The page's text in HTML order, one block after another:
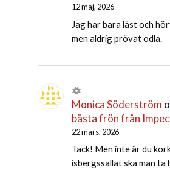
12 maj, 2026
Jag har bara läst och
men aldrig prövat odla.
Monica Söderström
bästa frön från
22 mars, 2026
Tack! Men inte är du
isbergssallat ska man ta